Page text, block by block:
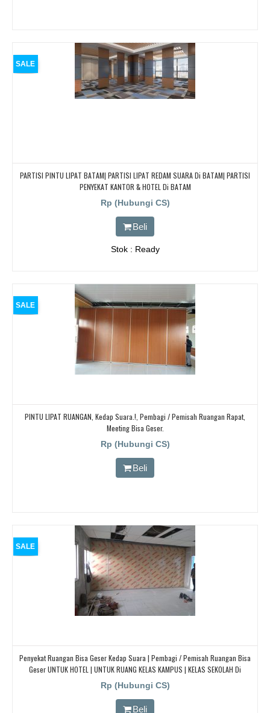
SALE
PARTISI PINTU LIPAT BATAM| PARTISI LIPAT REDAM SUARA Di BATAM| PARTISI
PENYEKAT KANTOR & HOTEL Di BATAM
Rp (Hubungi CS)
Beli
Stok : Ready
SALE
PINTU LIPAT RUANGAN, Kedap Suara.!, Pembagi / Pemisah Ruangan Rapat,
Meeting Bisa Geser.
Rp (Hubungi CS)
Beli
SALE
Penyekat Ruangan Bisa Geser Kedap Suara | Pembagi / Pemisah Ruangan Bisa
Geser UNTUK HOTEL | UNTUK RUANG KELAS KAMPUS | KELAS SEKOLAH Di
BANDUNG, JAKARTA, BEKASI, TANGERANG
Rp (Hubungi CS)
Beli